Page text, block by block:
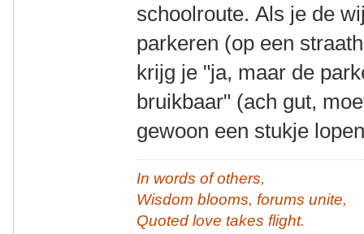
schoolroute. Als je de
parkeren (op een
krijg je "ja, maar de
bruikbaar" (ach gut,
gewoon een stukje
In words of others,
Wisdom blooms, forums unite,
Quoted love takes flight.